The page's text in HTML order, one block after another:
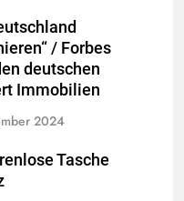
/ Forbes
deutschen
Immobilien
2024
Tasche